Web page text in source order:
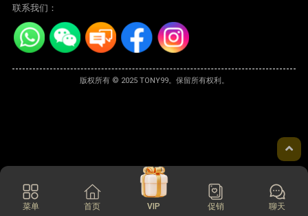
联系我们：
版权所有 © 2025 TONY99。保留所有权利。
菜单 首页 VIP 促销 聊天